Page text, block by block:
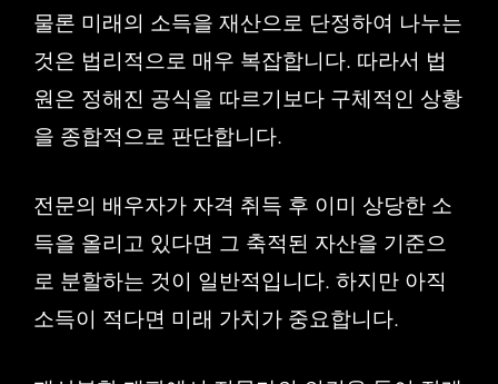
물론 미래의 소득을 재산으로 단정하여 나누는
것은 법리적으로 매우 복잡합니다. 따라서 법
원은 정해진 공식을 따르기보다 구체적인 상황
을 종합적으로 판단합니다.
전문의 배우자가 자격 취득 후 이미 상당한 소
득을 올리고 있다면 그 축적된 자산을 기준으
로 분할하는 것이 일반적입니다. 하지만 아직
소득이 적다면 미래 가치가 중요합니다.